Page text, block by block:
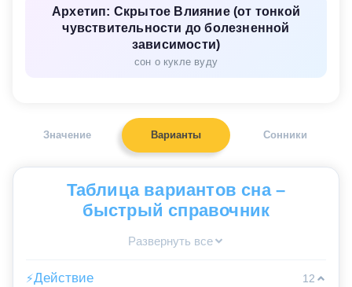
Архетип: Скрытое Влияние (от тонкой
чувствительности до болезненной
зависимости)
сон о кукле вуду
Значение Варианты Сонники
Таблица вариантов сна –
быстрый справочник
Развернуть все
⚡Действие
12